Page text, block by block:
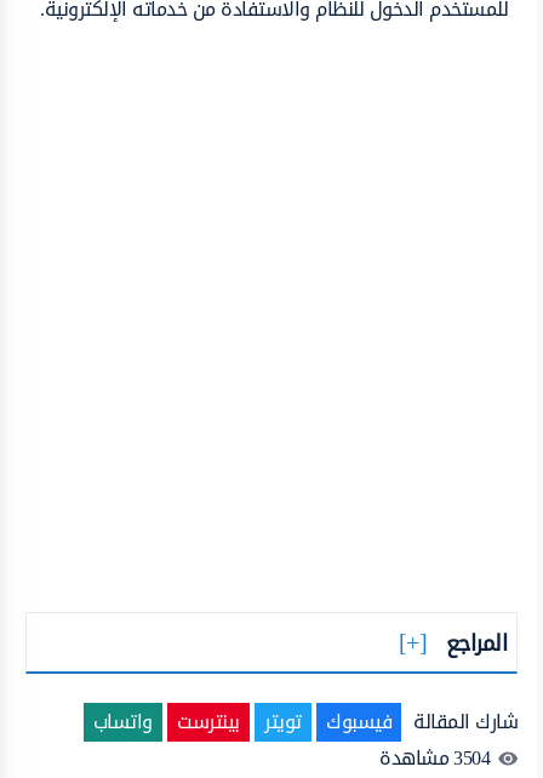
للمستخدم الدخول للنظام والاستفادة من خدماته الإلكترونية.
المراجع
شارك المقالة فيسبوك تويتر بينترست
واتساب
3504مشاهدة